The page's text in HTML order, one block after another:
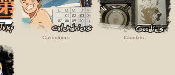
Calendriers Goodies